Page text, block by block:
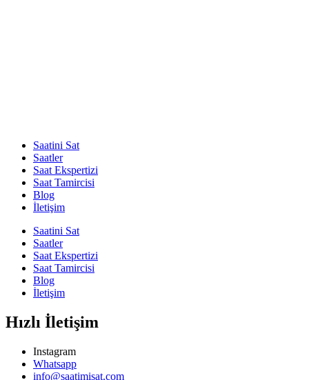
Saatini Sat
Saatler
Saat Ekspertizi
Saat Tamircisi
Blog
İletişim
Saatini Sat
Saatler
Saat Ekspertizi
Saat Tamircisi
Blog
İletişim
Hızlı İletişim
Instagram
Whatsapp
info@saatimisat.com